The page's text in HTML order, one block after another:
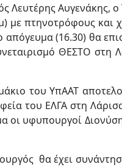
Λευτέρης Αυγενάκης,
με πτηνοτρόφους και
(16.30) θα
ΘΕΣΤΟ
του ΥπΑΑΤ
του ΕΛΓΑ στη
οι υφυπουργοί
θα έχει